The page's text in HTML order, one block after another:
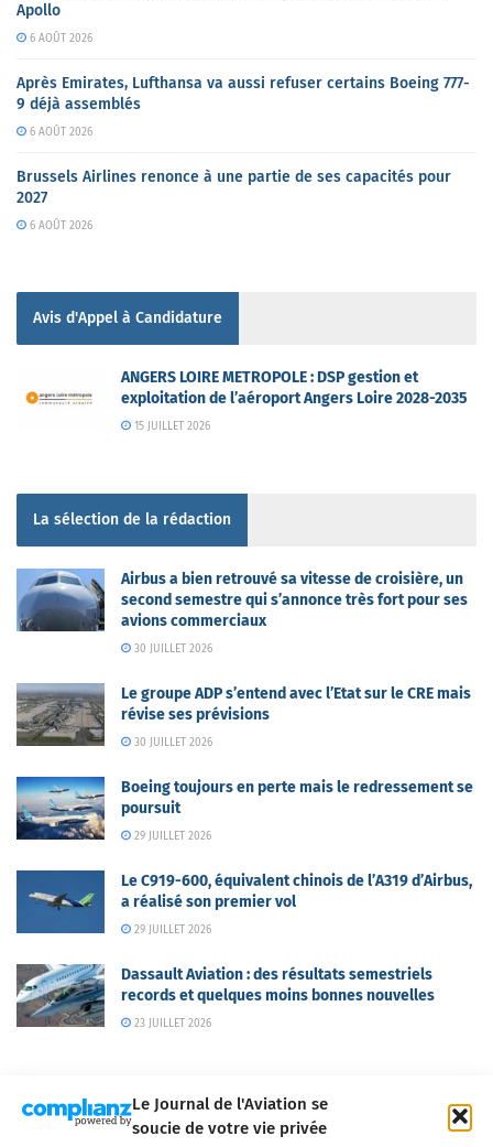
Le Journal de l'Aviation se
soucie de votre vie privée
Apollo
6 AOÛT 2026
Après Emirates, Lufthansa va aussi refuser certains Boeing 777-
9 déjà assemblés
6 AOÛT 2026
Brussels Airlines renonce à une partie de ses capacités pour
2027
6 AOÛT 2026
Avis d'Appel à Candidature
ANGERS LOIRE METROPOLE : DSP gestion et
exploitation de l’aéroport Angers Loire 2028-2035
15 JUILLET 2026
La sélection de la rédaction
Airbus a bien retrouvé sa vitesse de croisière, un
second semestre qui s’annonce très fort pour ses
avions commerciaux
30 JUILLET 2026
Le groupe ADP s’entend avec l’Etat sur le CRE mais
révise ses prévisions
30 JUILLET 2026
Boeing toujours en perte mais le redressement se
poursuit
29 JUILLET 2026
Le C919-600, équivalent chinois de l’A319 d’Airbus,
a réalisé son premier vol
29 JUILLET 2026
Dassault Aviation : des résultats semestriels
records et quelques moins bonnes nouvelles
23 JUILLET 2026